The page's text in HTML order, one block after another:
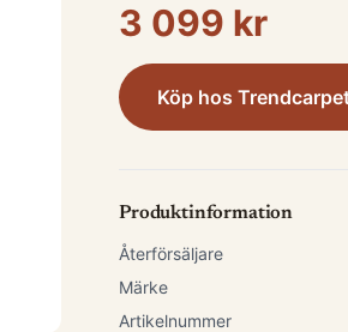
3 099 kr
Köp hos
Produktinformation
Återförsäljare
Märke
Artikelnummer